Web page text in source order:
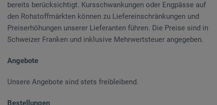
bereits berücksichtigt. Kursschwankungen oder Engpässe auf
den Rohstoffmärkten können zu Liefereinschränkungen und
Preiserhöhungen unserer Lieferanten führen. Die Preise sind in
Schweizer Franken und inklusive Mehrwertsteuer angegeben.
Angebote
Unsere Angebote sind stets freibleibend.
Bestellungen